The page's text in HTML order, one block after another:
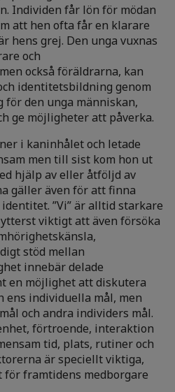
Individen får lön för mödan
att hen ofta får en klarare
hens grej. Den unga vuxnas
och
också föräldrarna, kan
identitetsbildning genom
den unga människan,
ge möjligheter att påverka.
i kaninhålet och letade
men till sist kom hon ut
hjälp av eller åtföljd av
gäller även för att finna
”Vi” är alltid starkare
ytterst viktigt att även försöka
stöd mellan
innebär delade
en möjlighet att diskutera
ens individuella mål, men
och andra individers mål.
förtroende, interaktion
tid, plats, rutiner och
är speciellt viktiga,
framtidens medborgare